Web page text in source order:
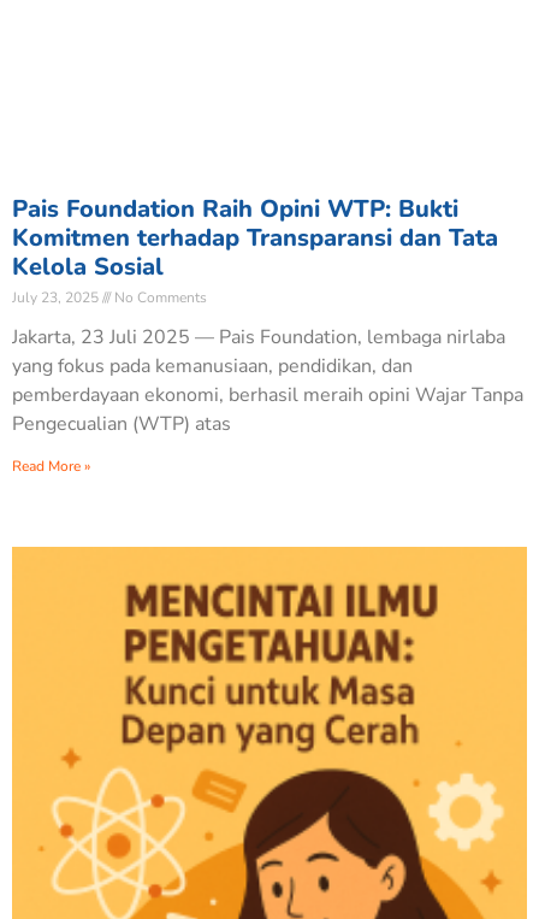
Pais Foundation Raih Opini WTP: Bukti
Komitmen terhadap Transparansi dan Tata
Kelola Sosial
July 23, 2025 No Comments
Jakarta, 23 Juli 2025 — Pais Foundation, lembaga nirlaba
yang fokus pada kemanusiaan, pendidikan, dan
pemberdayaan ekonomi, berhasil meraih opini Wajar Tanpa
Pengecualian (WTP) atas
Read More »